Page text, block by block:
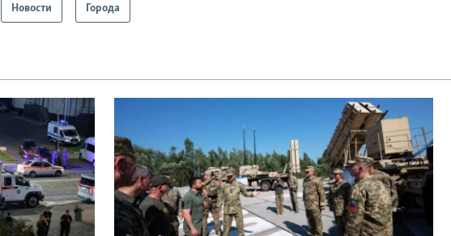
Новости Города